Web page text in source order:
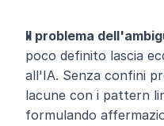
Il problema
poco definito lascia
all'IA. Senza confini
lacune con i pattern
formulando